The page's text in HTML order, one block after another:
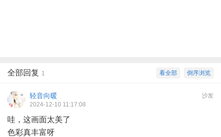
倒序浏览
看全部
全部回复 1
沙发
轻音向暖
2024-12-10 11:17:08
哇，这画面太美了
色彩真丰富呀